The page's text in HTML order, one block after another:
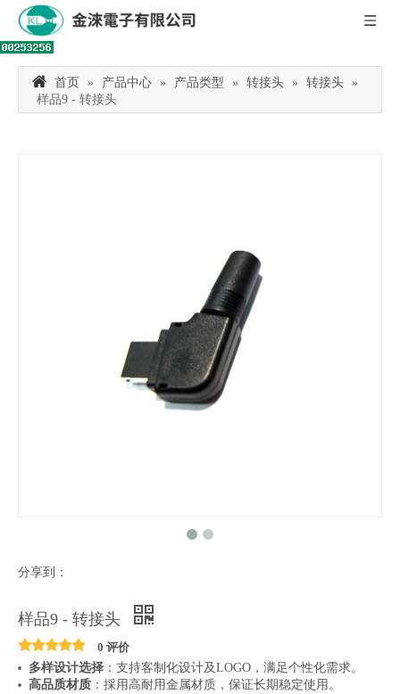
首页 » 产品中心 » 产品类型 » 转接头 » 转接头
»
样品9 - 转接头
分享到：
样品9 - 转接头
0 评价
多样设计选择 ：支持客制化设计及LOGO，满足个性化需求。
高品质材质 ：採用高耐用金属材质，保证长期稳定使用。